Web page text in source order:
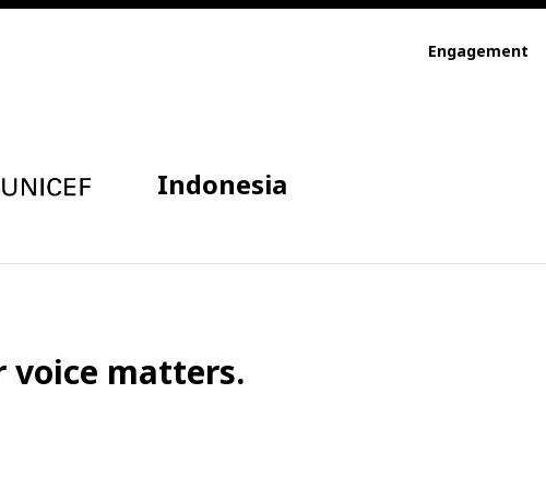
Engagement
Indonesia
voice matters.